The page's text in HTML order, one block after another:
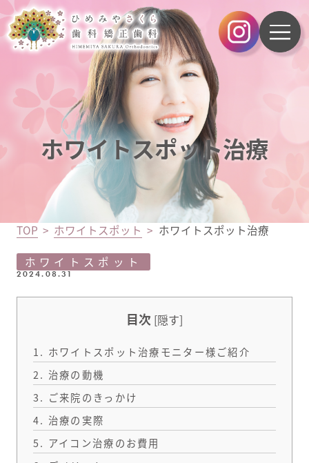
ホワイトスポット治療
TOP ホワイトスポット ホワイトスポット治療
ホワイトスポット
2024.08.31
目次 [隠す]
1. ホワイトスポット治療モニター様ご紹介
2. 治療の動機
3. ご来院のきっかけ
4. 治療の実際
5. アイコン治療のお費用